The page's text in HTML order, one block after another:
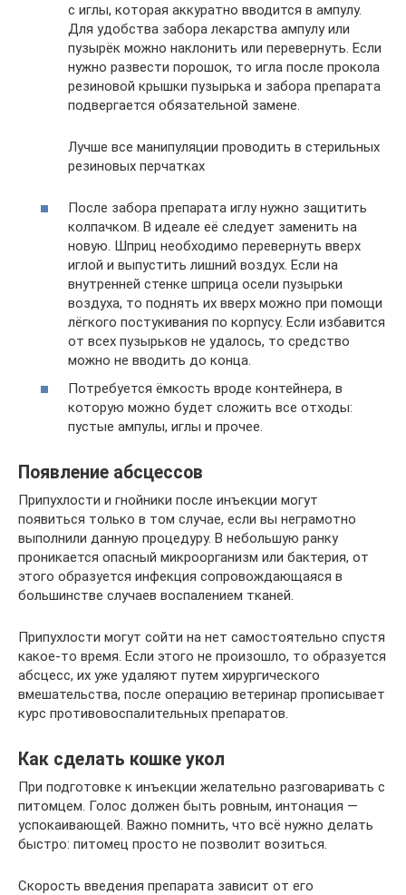
с иглы, которая аккуратно вводится в ампулу.
Для удобства забора лекарства ампулу или
пузырёк можно наклонить или перевернуть. Если
нужно развести порошок, то игла после прокола
резиновой крышки пузырька и забора препарата
подвергается обязательной замене.
Лучше все манипуляции проводить в стерильных
резиновых перчатках
После забора препарата иглу нужно защитить
колпачком. В идеале её следует заменить на
новую. Шприц необходимо перевернуть вверх
иглой и выпустить лишний воздух. Если на
внутренней стенке шприца осели пузырьки
воздуха, то поднять их вверх можно при помощи
лёгкого постукивания по корпусу. Если избавится
от всех пузырьков не удалось, то средство
можно не вводить до конца.
Потребуется ёмкость вроде контейнера, в
которую можно будет сложить все отходы:
пустые ампулы, иглы и прочее.
Появление абсцессов
Припухлости и гнойники после инъекции могут
появиться только в том случае, если вы неграмотно
выполнили данную процедуру. В небольшую ранку
проникается опасный микроорганизм или бактерия, от
этого образуется инфекция сопровождающаяся в
большинстве случаев воспалением тканей.
Припухлости могут сойти на нет самостоятельно спустя
какое-то время. Если этого не произошло, то образуется
абсцесс, их уже удаляют путем хирургического
вмешательства, после операцию ветеринар прописывает
курс противовоспалительных препаратов.
Как сделать кошке укол
При подготовке к инъекции желательно разговаривать с
питомцем. Голос должен быть ровным, интонация —
успокаивающей. Важно помнить, что всё нужно делать
быстро: питомец просто не позволит возиться.
Скорость введения препарата зависит от его